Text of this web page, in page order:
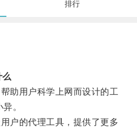
排行
用户科学上网而设计的工
。
的代理工具，提供了更多